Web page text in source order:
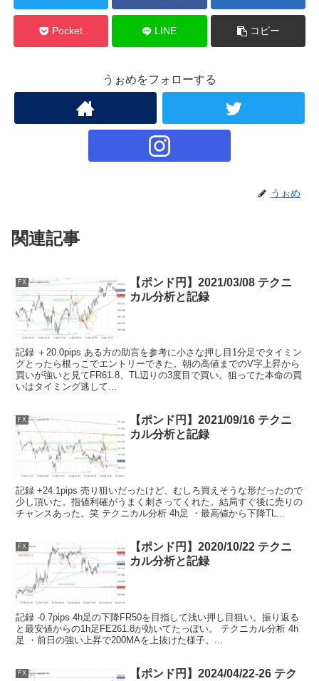
Pocket LINE コピー
うぉめをフォローする
うぉめ
関連記事
FX
【ポンド円】2021/03/08 テクニ
カル分析と記録
記録 ＋20.0pips ある方の助言を参考に小さな押し目1分足でタイミン
グとったら根っこでエントリーできた。朝の高値までのV字上昇から
買いが強いと見てFR61.8、TL辺りの3度目で買い。狙ってた本命の買
いはタイミング逃して...
FX
【ポンド円】2021/09/16 テクニ
カル分析と記録
記録 +24.1pips 売り狙いだったけど、むしろ買えそうな形だったので
少し頂いた。指値利確がうまく刺さってくれた。結局すぐ後に売りの
チャンスあった。笑 テクニカル分析 4h足 ・最高値から下降TL...
FX
【ポンド円】2020/10/22 テクニ
カル分析と記録
記録 -0.7pips 4h足の下降FR50を目指して浅い押し目狙い。振り返る
と最安値からの1h足FE261.8が効いてたっぽい。 テクニカル分析 4h
足 ・前日の強い上昇で200MAを上抜けた様子。...
FX
【ポンド円】2024/04/22-26 テク